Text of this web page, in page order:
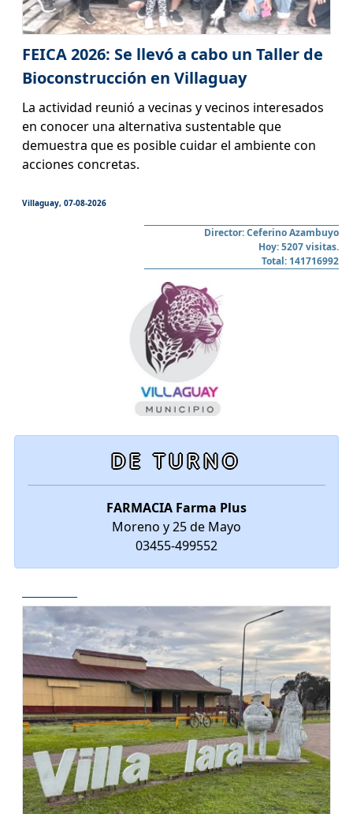
FEICA 2026: Se llevó a cabo un Taller de
Bioconstrucción en Villaguay
La actividad reunió a vecinas y vecinos interesados
en conocer una alternativa sustentable que
demuestra que es posible cuidar el ambiente con
acciones concretas.
Villaguay, 07-08-2026
Director: Ceferino Azambuyo
Hoy: 5207 visitas.
Total: 141716992
DE TURNO
FARMACIA Farma Plus
Moreno y 25 de Mayo
03455-499552